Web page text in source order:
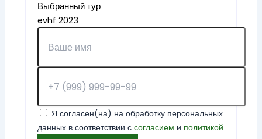
Выбранный тур
evhf 2023
Я согласен(на) на обработку персональных
данных в соответствии с согласием и политикой